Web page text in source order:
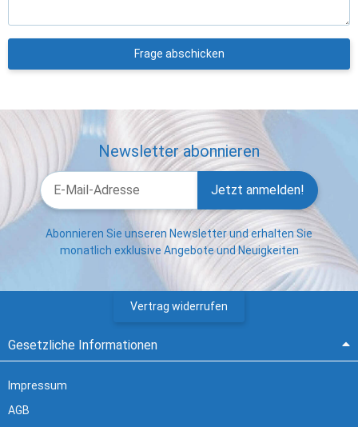
Frage abschicken
Newsletter abonnieren
Jetzt anmelden!
Abonnieren Sie unseren Newsletter und erhalten Sie
monatlich exklusive Angebote und Neuigkeiten
Vertrag widerrufen
Gesetzliche Informationen
Impressum
AGB